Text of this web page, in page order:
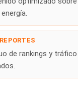
de rankings y